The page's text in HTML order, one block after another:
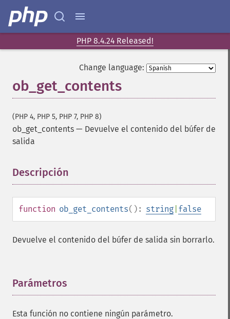
PHP 8.4.24 Released!
Change language:
ob_get_contents
(PHP 4, PHP 5, PHP 7, PHP 8)
ob_get_contents — Devuelve el contenido del búfer de
salida
Descripción
function ob_get_contents(): string false
Devuelve el contenido del búfer de salida sin borrarlo.
Parámetros
Esta función no contiene ningún parámetro.